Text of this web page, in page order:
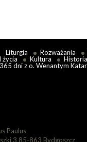
Liturgia Rozważania
życia
Kultura Historia
365 dni z o. Wenantym
Paulus
3 85-863 Bydgoszcz